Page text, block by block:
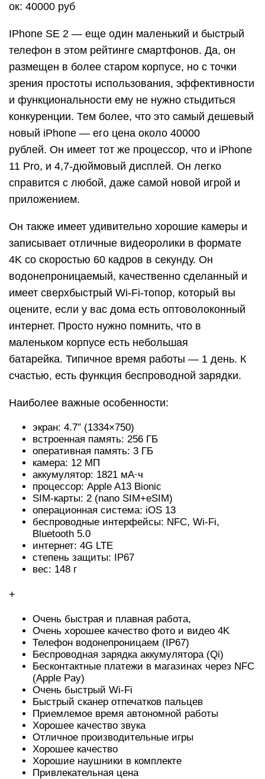
ок: 40000 руб
IPhone SE 2 — еще один маленький и быстрый
телефон в этом рейтинге смартфонов. Да, он
размещен в более старом корпусе, но с точки
зрения простоты использования, эффективности
и функциональности ему не нужно стыдиться
конкуренции. Тем более, что это самый дешевый
новый iPhone — его цена около 40000
рублей. Он имеет тот же процессор, что и iPhone
11 Pro, и 4,7-дюймовый дисплей. Он легко
справится с любой, даже самой новой игрой и
приложением.
Он также имеет удивительно хорошие камеры и
записывает отличные видеоролики в формате
4K со скоростью 60 кадров в секунду. Он
водонепроницаемый, качественно сделанный и
имеет сверхбыстрый Wi-Fi-топор, который вы
оцените, если у вас дома есть оптоволоконный
интернет. Просто нужно помнить, что в
маленьком корпусе есть небольшая
батарейка. Типичное время работы — 1 день. К
счастью, есть функция беспроводной зарядки.
Наиболее важные особенности:
экран: 4.7″ (1334×750)
встроенная память: 256 ГБ
оперативная память: 3 ГБ
камера: 12 МП
аккумулятор: 1821 мА·ч
процессор: Apple A13 Bionic
SIM-карты: 2 (nano SIM+eSIM)
операционная система: iOS 13
беспроводные интерфейсы: NFC, Wi-Fi,
Bluetooth 5.0
интернет: 4G LTE
степень защиты: IP67
вес: 148 г
+
Очень быстрая и плавная работа,
Очень хорошее качество фото и видео 4K
Телефон водонепроницаем (IP67)
Беспроводная зарядка аккумулятора (Qi)
Бесконтактные платежи в магазинах через NFC
(Apple Pay)
Очень быстрый Wi-Fi
Быстрый сканер отпечатков пальцев
Приемлемое время автономной работы
Хорошее качество звука
Отличное производительные игры
Хорошее качество
Хорошие наушники в комплекте
Привлекательная цена